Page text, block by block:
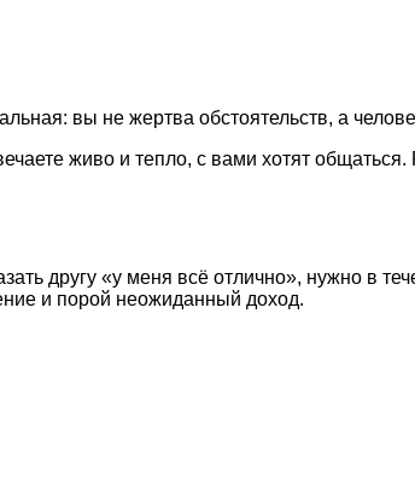
вы не жертва обстоятельств, а
живо и тепло, с вами хотят
другу «у меня всё отлично», нужно в
и порой неожиданный доход.